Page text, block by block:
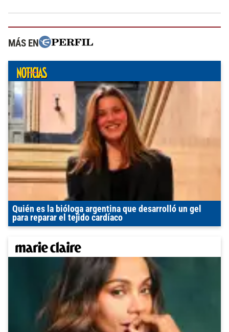
MÁS EN
Quién es la bióloga argentina que desarrolló un gel
para reparar el tejido cardíaco